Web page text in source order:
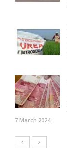
7 March 2024